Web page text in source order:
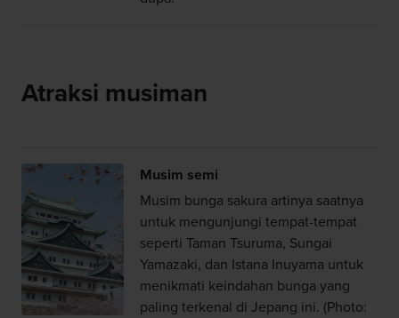
Atraksi musiman
Musim semi
Musim bunga sakura artinya saatnya
untuk mengunjungi tempat-tempat
seperti Taman Tsuruma, Sungai
Yamazaki, dan Istana Inuyama untuk
menikmati keindahan bunga yang
paling terkenal di Jepang ini. (Photo: